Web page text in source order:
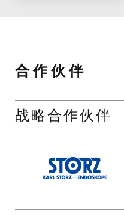
合 作 伙 伴
战略合作伙伴